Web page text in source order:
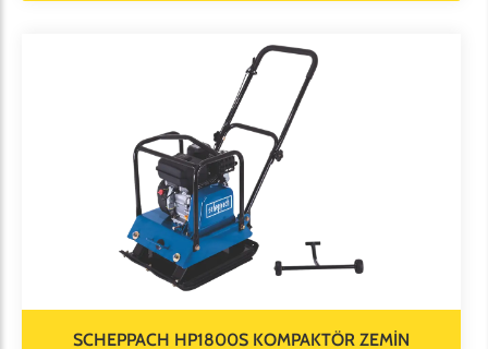
SCHEPPACH HP1800S KOMPAKTÖR ZEMİN